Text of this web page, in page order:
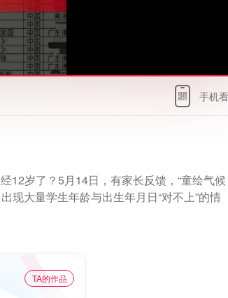
手机看
12岁了？5月14日，有家长反馈，“童绘气候
现大量学生年龄与出生年月日“对不上”的情
TA的作品